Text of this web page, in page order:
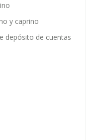
y caprino
depósito de cuentas